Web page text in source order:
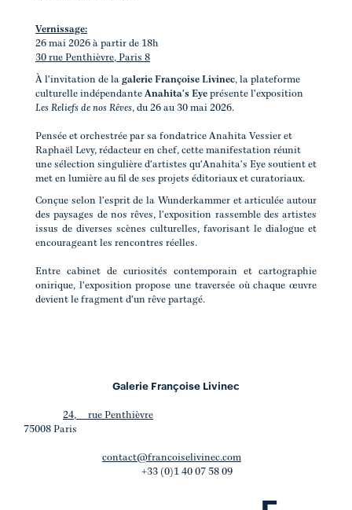
Vernissage:
26 mai 2026 à partir de 18h
30 rue Penthièvre, Paris 8
À l'invitation de la galerie Françoise Livinec, la plateforme
culturelle indépendante Anahita's Eye présente l'exposition
Les Reliefs de nos Rêves, du 26 au 30 mai 2026.
Pensée et orchestrée par sa fondatrice Anahita Vessier et
Raphaël Levy, rédacteur en chef, cette manifestation réunit
une sélection singulière d'artistes qu'Anahita's Eye soutient et
met en lumière au fil de ses projets éditoriaux et curatoriaux.
Conçue selon l'esprit de la Wunderkammer et articulée autour
des paysages de nos rêves, l'exposition rassemble des artistes
issus de diverses scènes culturelles, favorisant le dialogue et
encourageant les rencontres réelles.
Entre cabinet de curiosités contemporain et cartographie
onirique, l'exposition propose une traversée où chaque œuvre
devient le fragment d'un rêve partagé.
Galerie Françoise Livinec
24, rue Penthièvre
75008 Paris
contact@francoiselivinec.com
+33 (0)1 40 07 58 09